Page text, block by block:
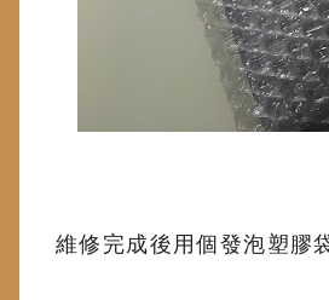
維修完成後用個發泡塑膠